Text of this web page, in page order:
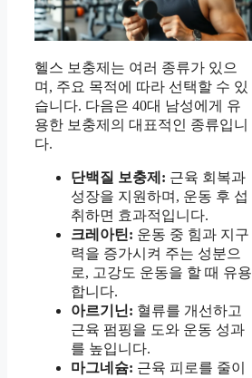
헬스 보충제는 여러 종류가 있으
며, 주요 목적에 따라 선택할 수 있
습니다. 다음은 40대 남성에게 유
용한 보충제의 대표적인 종류입니
다.
단백질 보충제: 근육 회복과
성장을 지원하며, 운동 후 섭
취하면 효과적입니다.
크레아틴: 운동 중 힘과 지구
력을 증가시켜 주는 성분으
로, 고강도 운동을 할 때 유용
합니다.
아르기닌: 혈류를 개선하고
근육 펌핑을 도와 운동 성과
를 높입니다.
마그네슘: 근육 피로를 줄이